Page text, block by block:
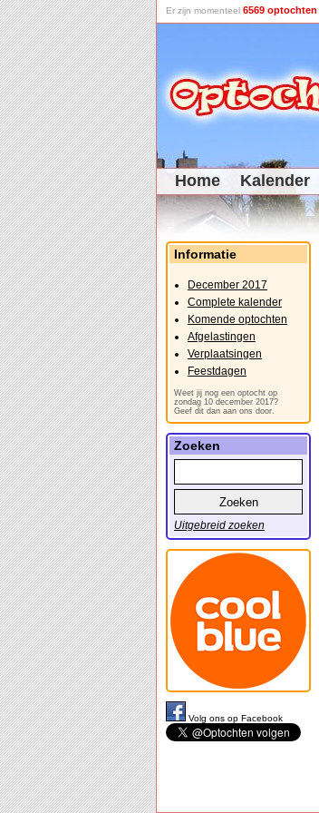
Er zijn momenteel 6569 optochten
Home Kalender
Informatie
December 2017
Complete kalender
Komende optochten
Afgelastingen
Verplaatsingen
Feestdagen
Weet jij nog een optocht op
zondag 10 december 2017?
Geef dit dan aan ons door.
Zoeken
Uitgebreid zoeken
Volg ons op Facebook